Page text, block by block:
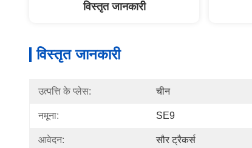
विस्तृत जानकारी
विस्तृत जानकारी
उत्पत्ति के प्लेस: चीन
नमूना: SE9
आवेदन: सौर ट्रैकर्स